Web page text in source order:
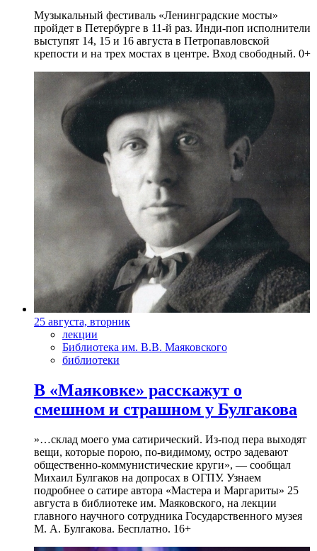
Музыкальный фестиваль «Ленинградские мосты»
пройдет в Петербурге в 11-й раз. Инди-поп исполнители
выступят 14, 15 и 16 августа в Петропавловской
крепости и на трех мостах в центре. Вход свободный. 0+
25 августа, вторник
лекции
Библиотека им. В.В. Маяковского
библиотеки
В «Маяковке» расскажут о
смешном и страшном у Булгакова
»…склад моего ума сатирический. Из-под пера выходят
вещи, которые порою, по-видимому, остро задевают
общественно-коммунистические круги», — сообщал
Михаил Булгаков на допросах в ОГПУ. Узнаем
подробнее о сатире автора «Мастера и Маргариты» 25
августа в библиотеке им. Маяковского, на лекции
главного научного сотрудника Государственного музея
М. А. Булгакова. Бесплатно. 16+